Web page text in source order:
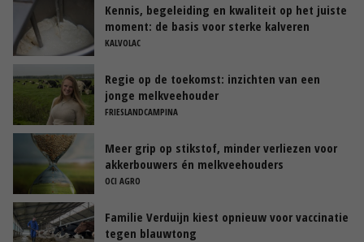
Kennis, begeleiding en kwaliteit op het juiste
moment: de basis voor sterke kalveren
KALVOLAC
Regie op de toekomst: inzichten van een
jonge melkveehouder
FRIESLANDCAMPINA
Meer grip op stikstof, minder verliezen voor
akkerbouwers én melkveehouders
OCI AGRO
Familie Verduijn kiest opnieuw voor vaccinatie
tegen blauwtong